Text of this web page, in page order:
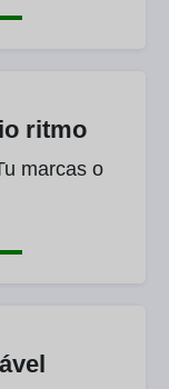
ritmo
marcas o